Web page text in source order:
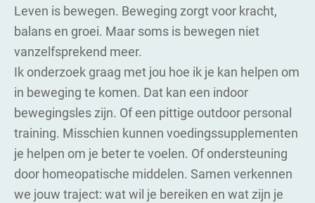
Leven is bewegen. Beweging zorgt voor kracht,
balans en groei. Maar soms is bewegen niet
vanzelfsprekend meer.
Ik onderzoek graag met jou hoe ik je kan helpen om
in beweging te komen. Dat kan een indoor
bewegingsles zijn. Of een pittige outdoor personal
training. Misschien kunnen voedingssupplementen
je helpen om je beter te voelen. Of ondersteuning
door homeopatische middelen. Samen verkennen
we jouw traject: wat wil je bereiken en wat zijn je